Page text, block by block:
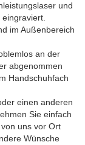
und
im Außenbereich
an der
abgenommen
Handschuhfach
einen anderen
Sie einfach
uns vor Ort
Wünsche